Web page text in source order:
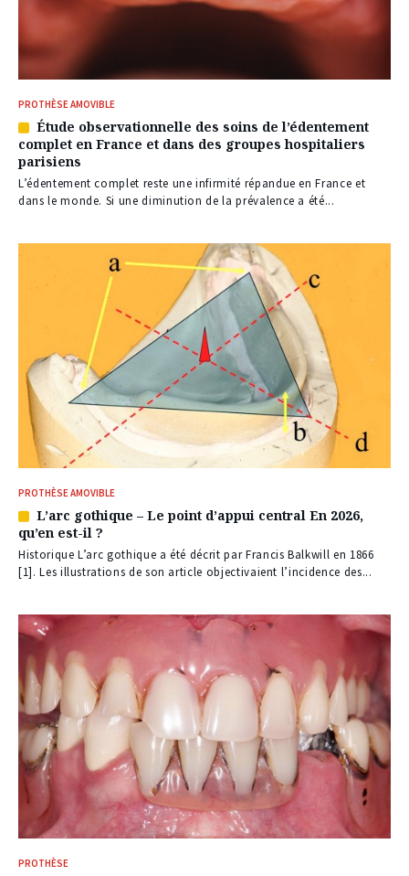
PROTHÈSE AMOVIBLE
Article
réservé
à
nos
abonnés
Étude observationnelle des soins de l’édentement
complet en France et dans des groupes hospitaliers
parisiens
L’édentement complet reste une infirmité répandue en France et
dans le monde. Si une diminution de la prévalence a été...
PROTHÈSE AMOVIBLE
Article
réservé
à
nos
L’arc gothique – Le point d’appui central En 2026,
qu’en est-il ?
Historique L’arc gothique a été décrit par Francis Balkwill en 1866
[1]. Les illustrations de son article objectivaient l’incidence des...
PROTHÈSE